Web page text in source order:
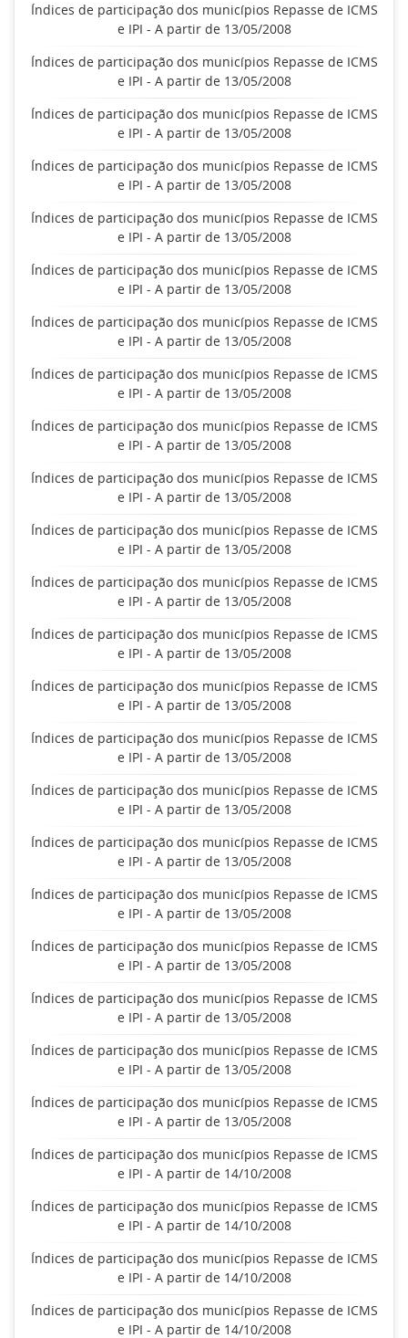
Índices de participação dos municípios Repasse de ICMS
e IPI - A partir de 13/05/2008
Índices de participação dos municípios Repasse de ICMS
e IPI - A partir de 13/05/2008
Índices de participação dos municípios Repasse de ICMS
e IPI - A partir de 13/05/2008
Índices de participação dos municípios Repasse de ICMS
e IPI - A partir de 13/05/2008
Índices de participação dos municípios Repasse de ICMS
e IPI - A partir de 13/05/2008
Índices de participação dos municípios Repasse de ICMS
e IPI - A partir de 13/05/2008
Índices de participação dos municípios Repasse de ICMS
e IPI - A partir de 13/05/2008
Índices de participação dos municípios Repasse de ICMS
e IPI - A partir de 13/05/2008
Índices de participação dos municípios Repasse de ICMS
e IPI - A partir de 13/05/2008
Índices de participação dos municípios Repasse de ICMS
e IPI - A partir de 13/05/2008
Índices de participação dos municípios Repasse de ICMS
e IPI - A partir de 13/05/2008
Índices de participação dos municípios Repasse de ICMS
e IPI - A partir de 13/05/2008
Índices de participação dos municípios Repasse de ICMS
e IPI - A partir de 13/05/2008
Índices de participação dos municípios Repasse de ICMS
e IPI - A partir de 13/05/2008
Índices de participação dos municípios Repasse de ICMS
e IPI - A partir de 13/05/2008
Índices de participação dos municípios Repasse de ICMS
e IPI - A partir de 13/05/2008
Índices de participação dos municípios Repasse de ICMS
e IPI - A partir de 13/05/2008
Índices de participação dos municípios Repasse de ICMS
e IPI - A partir de 13/05/2008
Índices de participação dos municípios Repasse de ICMS
e IPI - A partir de 13/05/2008
Índices de participação dos municípios Repasse de ICMS
e IPI - A partir de 13/05/2008
Índices de participação dos municípios Repasse de ICMS
e IPI - A partir de 13/05/2008
Índices de participação dos municípios Repasse de ICMS
e IPI - A partir de 13/05/2008
Índices de participação dos municípios Repasse de ICMS
e IPI - A partir de 14/10/2008
Índices de participação dos municípios Repasse de ICMS
e IPI - A partir de 14/10/2008
Índices de participação dos municípios Repasse de ICMS
e IPI - A partir de 14/10/2008
Índices de participação dos municípios Repasse de ICMS
e IPI - A partir de 14/10/2008